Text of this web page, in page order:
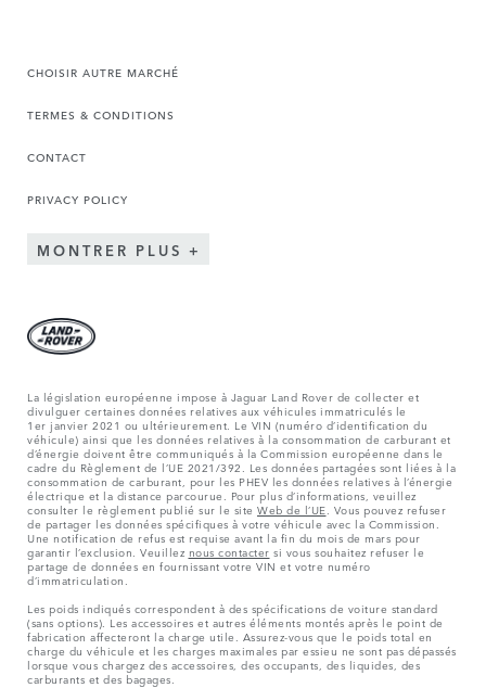
CHOISIR AUTRE MARCHÉ
TERMES & CONDITIONS
CONTACT
PRIVACY POLICY
MONTRER PLUS
La législation européenne impose à Jaguar Land Rover de collecter et
divulguer certaines données relatives aux véhicules immatriculés le
1er janvier 2021 ou ultérieurement. Le VIN (numéro d’identification du
véhicule) ainsi que les données relatives à la consommation de carburant et
d’énergie doivent être communiqués à la Commission européenne dans le
cadre du Règlement de l’UE 2021/392. Les données partagées sont liées à la
consommation de carburant, pour les PHEV les données relatives à l’énergie
électrique et la distance parcourue. Pour plus d’informations, veuillez
consulter le règlement publié sur le site Web de l’UE . Vous pouvez refuser
de partager les données spécifiques à votre véhicule avec la Commission.
Une notification de refus est requise avant la fin du mois de mars pour
garantir l’exclusion. Veuillez nous contacter si vous souhaitez refuser le
partage de données en fournissant votre VIN et votre numéro
d’immatriculation.
Les poids indiqués correspondent à des spécifications de voiture standard
(sans options). Les accessoires et autres éléments montés après le point de
fabrication affecteront la charge utile. Assurez-vous que le poids total en
charge du véhicule et les charges maximales par essieu ne sont pas dépassés
lorsque vous chargez des accessoires, des occupants, des liquides, des
carburants et des bagages.